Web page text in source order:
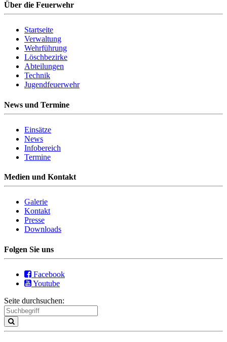
Über die Feuerwehr
Startseite
Verwaltung
Wehrführung
Löschbezirke
Abteilungen
Technik
Jugendfeuerwehr
News und Termine
Einsätze
News
Infobereich
Termine
Medien und Kontakt
Galerie
Kontakt
Presse
Downloads
Folgen Sie uns
Facebook
Youtube
Seite durchsuchen: